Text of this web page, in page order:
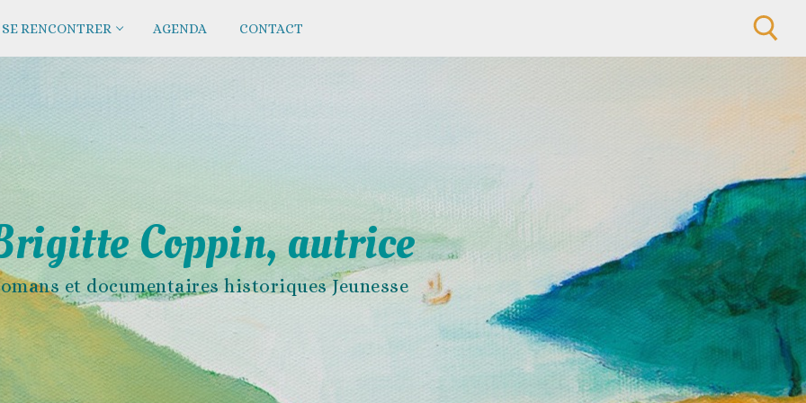
SE RENCONTRER AGENDA CONTACT
Coppin, autrice
et documentaires historiques Jeunesse